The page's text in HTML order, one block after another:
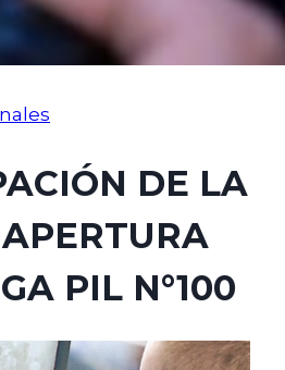
DE LA
PIL N°100
23, 2022